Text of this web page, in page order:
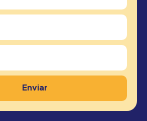
Enviar